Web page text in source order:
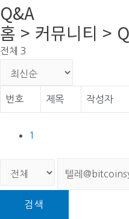
Q&A
홈 > 커뮤니티 >
전체 3
번호 제목 작성자
1
검색